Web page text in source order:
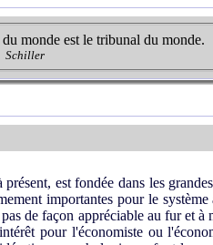
monde est le tribunal du monde.
Schiller
est fondée dans les
importantes pour le système
de façon appréciable au fur et
pour l'économiste ou